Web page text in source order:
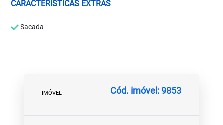
CARACTERÍSTICAS EXTRAS
Sacada
IMÓVEL Cód. imóvel: 9853